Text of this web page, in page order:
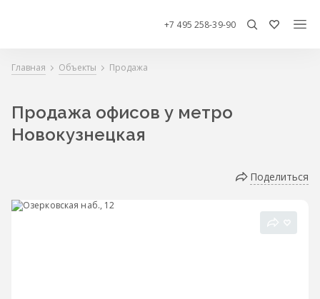
+7 495 258-39-90
Главная Объекты Продажа
Продажа офисов у метро
Новокузнецкая
Поделиться